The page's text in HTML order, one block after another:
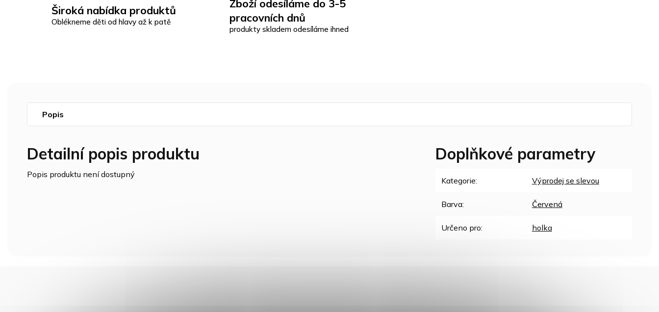
Široká nabídka produktů
Oblékneme děti od hlavy až k patě
Zboží odesíláme do 3-5
pracovních dnů
produkty skladem odesíláme ihned
Popis
Detailní popis produktu
Popis produktu není dostupný
Doplňkové parametry
Kategorie: Výprodej se slevou
Barva: Červená
Určeno pro: holka